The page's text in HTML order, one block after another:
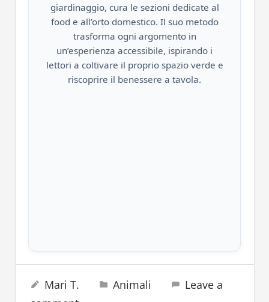
giardinaggio, cura le sezioni dedicate al
food e all’orto domestico. Il suo metodo
trasforma ogni argomento in
un’esperienza accessibile, ispirando i
lettori a coltivare il proprio spazio verde e
riscoprire il benessere a tavola.
acquario
29 Maggio 2025
Mari T. Animali
Leave a